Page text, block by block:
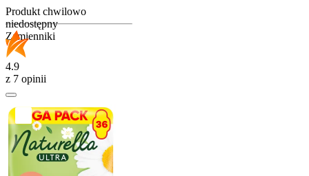
Produkt chwilowo
niedostępny
Zamienniki
4.9
z 7 opinii